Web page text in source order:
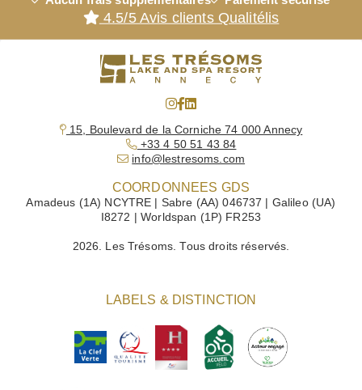
4.5/5 Avis clients Qualitélis
15, Boulevard de la Corniche 74 000 Annecy
+33 4 50 51 43 84
info@lestresoms.com
COORDONNEES GDS
Amadeus (1A) NCYTRE | Sabre (AA) 046737 | Galileo (UA)
I8272 | Worldspan (1P) FR253
2026. Les Trésoms. Tous droits réservés.
LABELS & DISTINCTION
CHAMBRES
RESTAURANTS
À DÉCOUVRIR
MARIAGES & RÉCEPTIONS
GALERIE